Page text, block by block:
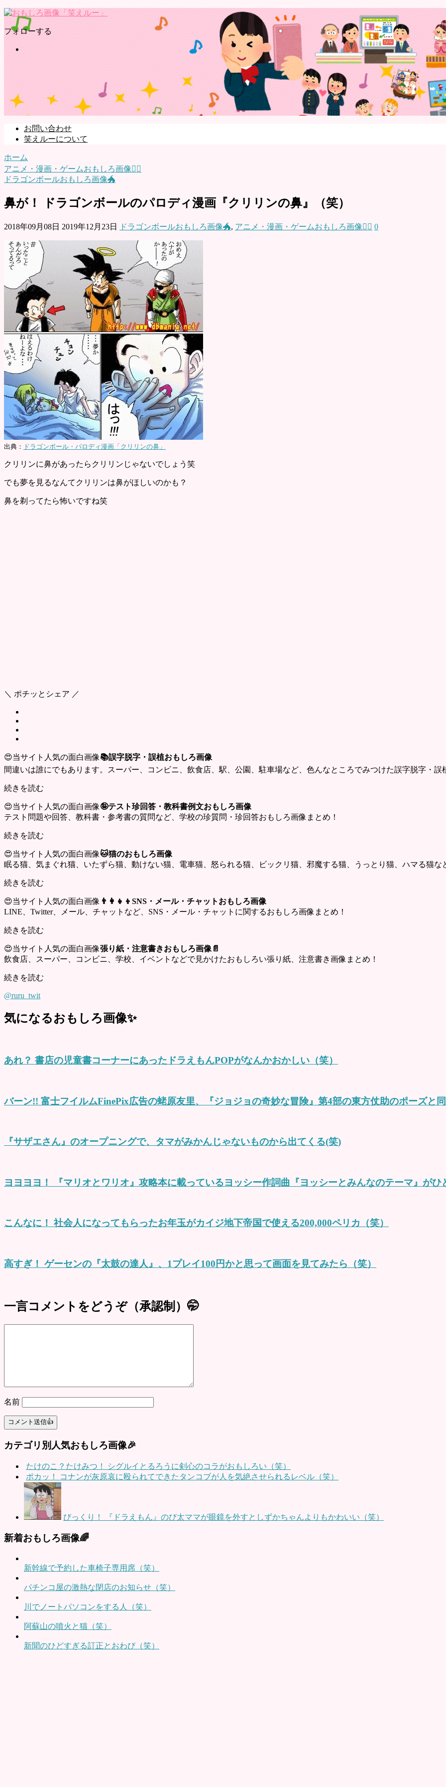
フォローする
お問い合わせ
笑えルーについて
ホーム
アニメ・漫画・ゲームおもしろ画像🧚‍♀️
ドラゴンボールおもしろ画像🐲
鼻が！ ドラゴンボールのパロディ漫画『クリリンの鼻』（笑）
2018年09月08日 2019年12月23日 ドラゴンボールおもしろ画像🐲, アニメ・漫画・ゲームおもしろ画像🧚‍♀️ 0
出典： ドラゴンボール・パロディ漫画「クリリンの鼻」
クリリンに鼻があったらクリリンじゃないでしょう笑
でも夢を見るなんてクリリンは鼻がほしいのかも？
鼻を剃ってたら怖いですね笑
＼ ポチッとシェア ／
😍当サイト人気の面白画像📚誤字脱字・誤植おもしろ画像
間違いは誰にでもあります。スーパー、コンビニ、飲食店、駅、公園、駐車場など、色んなところでみつけた誤字脱字・誤
続きを読む
😍当サイト人気の面白画像🤪テスト珍回答・教科書例文おもしろ画像
テスト問題や回答、教科書・参考書の質問など、学校の珍質問・珍回答おもしろ画像まとめ！
続きを読む
😍当サイト人気の面白画像🐱猫のおもしろ画像
眠る猫、気まぐれ猫、いたずら猫、動けない猫、電車猫、怒られる猫、ビックリ猫、邪魔する猫、うっとり猫、ハマる猫
続きを読む
😍当サイト人気の面白画像 👨‍👩‍👧‍👦SNS・メール・チャットおもしろ画像
LINE、Twitter、メール、チャットなど、SNS・メール・チャットに関するおもしろ画像まとめ！
続きを読む
😍当サイト人気の面白画像張り紙・注意書きおもしろ画像📄
飲食店、スーパー、コンビニ、学校、イベントなどで見かけたおもしろい張り紙、注意書き画像まとめ！
続きを読む
@ruru_twit
気になるおもしろ画像✨
あれ？ 書店の児童書コーナーにあったドラえもんPOPがなんかおかしい（笑）
バーン!! 富士フイルムFinePix広告の蛯原友里、『ジョジョの奇妙な冒険』第4部の東方仗助のポーズと
『サザエさん』のオープニングで、タマがみかんじゃないものから出てくる(笑)
ヨヨヨヨ！ 『マリオとワリオ』攻略本に載っているヨッシー作詞曲『ヨッシーとみんなのテーマ』がひ
こんなに！ 社会人になってもらったお年玉がカイジ地下帝国で使える200,000ペリカ（笑）
高すぎ！ ゲーセンの『太鼓の達人』、1プレイ100円かと思って画面を見てみたら（笑）
一言コメントをどうぞ（承認制）🤭
名前
カテゴリ別人気おもしろ画像🎉
たけのこ？たけみつ！ シグルイとるろうに剣心のコラがおもしろい（笑）
ポカッ！ コナンが灰原哀に殴られてできたタンコブが人を気絶させられるレベル（笑）
びっくり！ 『ドラえもん』のび太ママが眼鏡を外すとしずかちゃんよりもかわいい（笑）
新着おもしろ画像🌈
新幹線で予約した車椅子専用席（笑）
パチンコ屋の激熱な閉店のお知らせ（笑）
川でノートパソコンをする人（笑）
阿蘇山の噴火と猫（笑）
新聞のひどすぎる訂正とおわび（笑）